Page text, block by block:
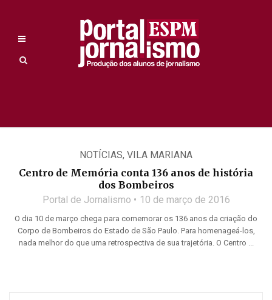
NOTÍCIAS, VILA MARIANA
Centro de Memória conta 136 anos de história
dos Bombeiros
Portal de Jornalismo 10 de março de 2016
O dia 10 de março chega para comemorar os 136 anos da criação do
Corpo de Bombeiros do Estado de São Paulo. Para homenageá-los,
nada melhor do que uma retrospectiva de sua trajetória. O Centro ...